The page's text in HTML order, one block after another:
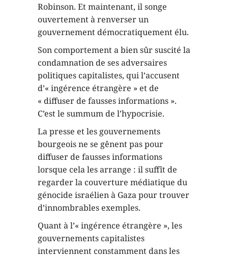
Robinson. Et maintenant, il songe
ouvertement à renverser un
gouvernement démocratiquement élu.
Son comportement a bien sûr suscité la
condamnation de ses adversaires
politiques capitalistes, qui l’accusent
d’« ingérence étrangère » et de
« diffuser de fausses informations ».
C’est le summum de l’hypocrisie.
La presse et les gouvernements
bourgeois ne se gênent pas pour
diffuser de fausses informations
lorsque cela les arrange : il suffît de
regarder la couverture médiatique du
génocide israélien à Gaza pour trouver
d’innombrables exemples.
Quant à l’« ingérence étrangère », les
gouvernements capitalistes
interviennent constamment dans les